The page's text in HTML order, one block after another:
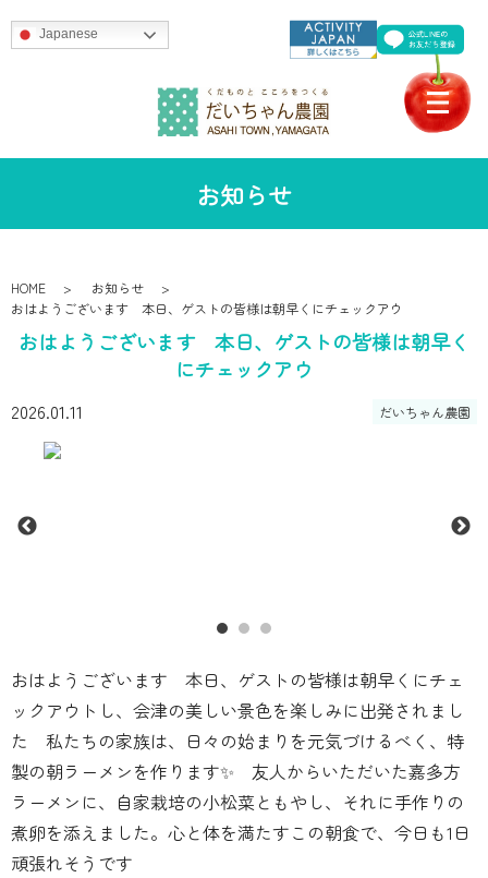
Japanese
お知らせ
HOME
お知らせ
おはようございます 本日、ゲストの皆様は朝早くにチェックアウ
おはようございます 本日、ゲストの皆様は朝早く
にチェックアウ
2026.01.11 だいちゃん農園
おはようございます 本日、ゲストの皆様は朝早くにチェ
ックアウトし、会津の美しい景色を楽しみに出発されまし
た 私たちの家族は、日々の始まりを元気づけるべく、特
製の朝ラーメンを作ります✨ 友人からいただいた嘉多方
ラーメンに、自家栽培の小松菜ともやし、それに手作りの
煮卵を添えました。心と体を満たすこの朝食で、今日も1日
頑張れそうです